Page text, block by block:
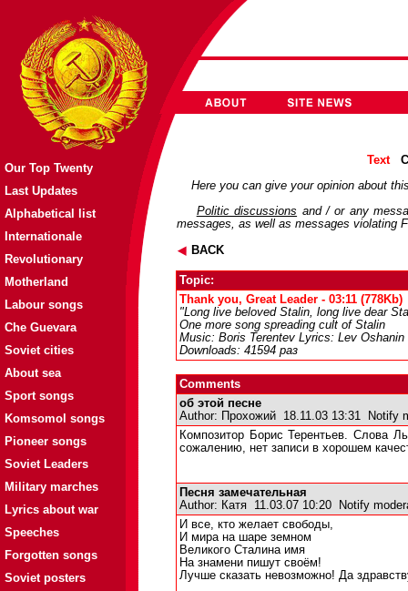
Our Top Twenty
Last Updates
Alphabetical list
Internationale
Revolutionary
Motherland
Labour songs
Che Guevara
Soviet cities
About sea
Sport songs
Komsomol songs
Pioneer songs
Soviet Leaders
Military marches
Lyrics about war
Speeches
Forgotten songs
Soviet posters
Text
Here you can give your opinion about
Politic discussions and / or any
messages, as well as messages violating
BACK
Topic:
Thank you, Great Leader - 03:11 (778Kb)
"Long live beloved Stalin, long live dear
One more song spreading cult of Stalin
Music: Boris Terentev Lyrics: Lev
Downloads: 41594 раз
Comments
об этой песне
Author:
Прохожий 18.11.03 13:31
Notify
Композитор Борис Терентьев. Слова
сожалению, нет записи в хорошем
Песня замечательная
Author: Катя 11.03.07 10:20
Notify
И все, кто желает свободы,
И мира на шаре земном
Великого Сталина имя
На знамени пишут своём!
Лучше сказать невозможно! Да